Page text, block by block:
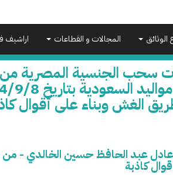
الوثائق المجالات و القطاعات اراشيف
سحب الجنسية المصرية
الغش وبناء على أقوال
كاذبة